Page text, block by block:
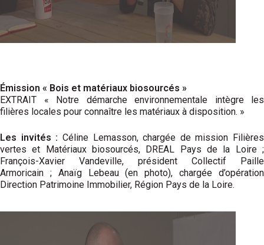
Émission « Bois et matériaux biosourcés »
EXTRAIT « Notre démarche environnementale intègre les
filières locales pour connaître les matériaux à disposition. »
Les invités : Céline Lemasson, chargée de mission Filières
vertes et Matériaux biosourcés, DREAL Pays de la Loire ;
François-Xavier Vandeville, président Collectif Paille
Armoricain ; Anaïg Lebeau (en photo), chargée d’opération
Direction Patrimoine Immobilier, Région Pays de la Loire.